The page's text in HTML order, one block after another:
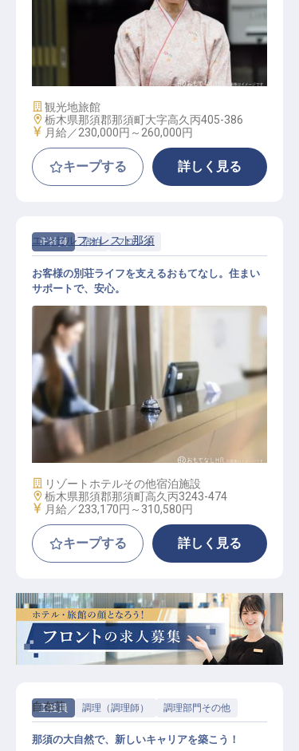
接客係（旅館業務全般）
施設業態
観光地旅館
勤務地
栃木県那須郡那須町大字高久丙405-386
給与
月給／230,000円～ 260,000円
キープする 詳しく見る
正社員 宿泊 フロント
別荘地管理フロント職
エンゼルフォレスト那須
お客様の別荘ライフを支えるおもてなし。住まい
サポートで、安心。
施設業態
リゾートホテルその他宿泊施設
勤務地
栃木県那須郡那須町高久丙3243-474
給与
月給／233,170円～ 310,580円
キープする 詳しく見る
正社員 調理（調理師） 調理部門その他
自在荘
那須の大自然で、新しいキャリアを築こう！